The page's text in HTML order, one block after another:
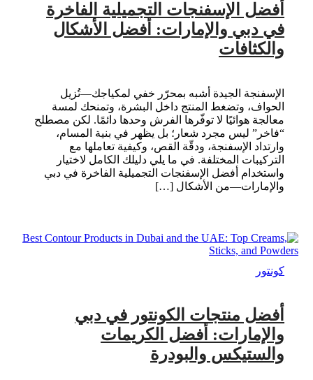
أفضل الإسفنجات التجميلية الفاخرة
في دبي والإمارات: أفضل الأشكال
والكثافات
الإسفنجة الجيدة أشبه بمحرّر خفي لمكياجك—تُزيل
الحواف، وتضغط المنتج داخل البشرة، وتمنحك لمسة
معالجة هوائيًا لا توفّرها الفرش وحدها دائمًا. لكن مصطلح
“فاخر” ليس مجرد شعار؛ بل يظهر في بنية المسام،
وارتداد الإسفنجة، ودقّة القص، وكيفية تعاملها مع
التركيبات المختلفة. في ما يلي دليلك الكامل لاختيار
واستخدام أفضل الإسفنجات التجميلية الفاخرة في دبي
والإمارات—من الأشكال […]
كونتور
أفضل منتجات الكونتور في دبي
والإمارات: أفضل الكريمات
والستيكس والبودرة